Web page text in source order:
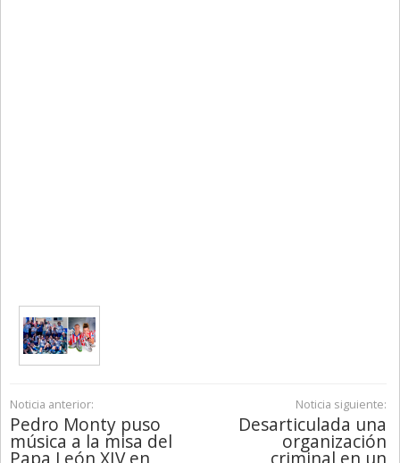
Noticia anterior:
Pedro Monty puso
música a la misa del
Noticia siguiente:
Desarticulada una
organización